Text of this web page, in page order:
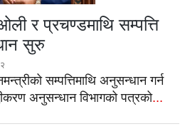
र प्रचण्डमाथि सम्पत्ति
सुरु
सम्पत्तिमाथि अनुसन्धान गर्न
अनुसन्धान विभागको पत्रको...